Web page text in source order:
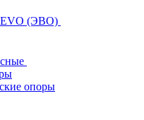
EVO (ЭВО)
опоры